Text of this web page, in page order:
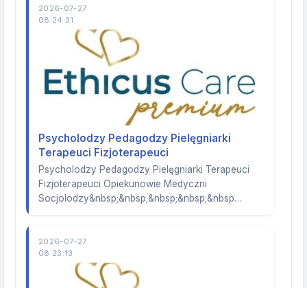
2026-07-27
08:24:31
Psycholodzy Pedagodzy Pielęgniarki
Terapeuci Fizjoterapeuci
Psycholodzy Pedagodzy Pielęgniarki Terapeuci
Fizjoterapeuci Opiekunowie Medyczni
Socjolodzy&nbsp;&nbsp;&nbsp;&nbsp;&nbsp…
2026-07-27
08:23:13